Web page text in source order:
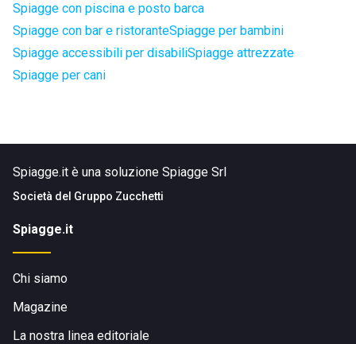
Spiagge con piscina e posto barca
Spiagge con bar e ristoranteSpiagge per bambini
Spiagge accessibili per disabiliSpiagge attrezzate
Spiagge per cani
Spiagge.it è una soluzione Spiagge Srl
Società del Gruppo Zucchetti
Spiagge.it
Chi siamo
Magazine
La nostra linea editoriale